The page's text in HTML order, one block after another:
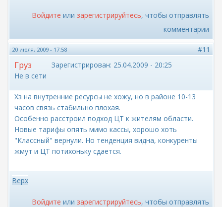
Войдите или зарегистрируйтесь, чтобы отправлять
комментарии
20 июля, 2009 - 17:58 #11
Груз
Не в сети
Зарегистрирован: 25.04.2009 - 20:25
Хз на внутренние ресурсы не хожу, но в районе 10-13
часов связь стабильно плохая.
Особенно расстроил подход ЦТ к жителям области.
Новые тарифы опять мимо кассы, хорошо хоть
"Классный" вернули. Но тенденция видна, конкуренты
жмут и ЦТ потихоньку сдается.
Верх
Войдите или зарегистрируйтесь, чтобы отправлять